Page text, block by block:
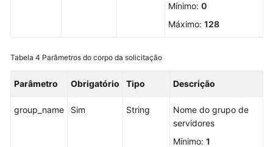
de
de
Mínimo: 0
Máximo: 128
Tabela 4 Parâmetros do corpo da solicitação
Parâmetro Obrigatório Tipo Descrição
group_name Sim String
Nome do grupo de
servidores
Mínimo: 1